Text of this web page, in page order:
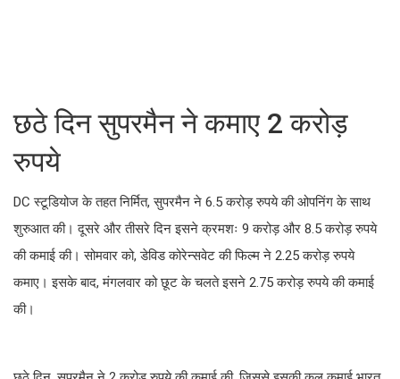
छठे दिन सुपरमैन ने कमाए 2 करोड़
रुपये
DC स्टूडियोज के तहत निर्मित, सुपरमैन ने 6.5 करोड़ रुपये की ओपनिंग के साथ
शुरुआत की। दूसरे और तीसरे दिन इसने क्रमशः 9 करोड़ और 8.5 करोड़ रुपये
की कमाई की। सोमवार को, डेविड कोरेन्सवेट की फिल्म ने 2.25 करोड़ रुपये
कमाए। इसके बाद, मंगलवार को छूट के चलते इसने 2.75 करोड़ रुपये की कमाई
की।